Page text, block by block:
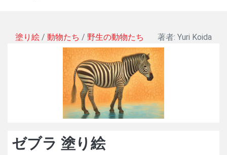
塗り絵 / 動物たち / 野生の動物たち 著者: Yuri Koida
ゼブラ 塗り絵